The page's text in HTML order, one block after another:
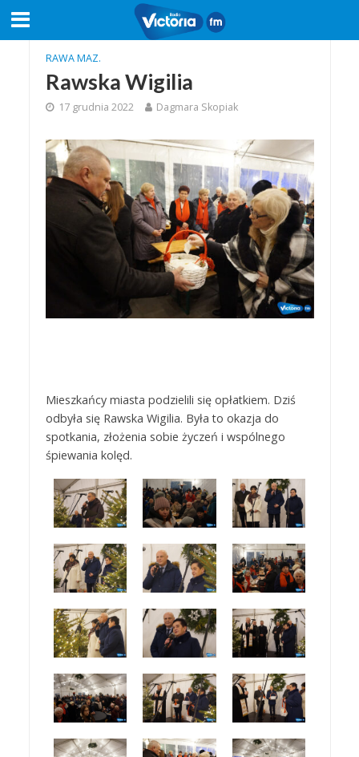
RAWA MAZ.
Rawska Wigilia
17 grudnia 2022 Dagmara Skopiak
Mieszkańcy miasta podzielili się opłatkiem. Dziś
odbyła się Rawska Wigilia. Była to okazja do
spotkania, złożenia sobie życzeń i wspólnego
śpiewania kolęd.